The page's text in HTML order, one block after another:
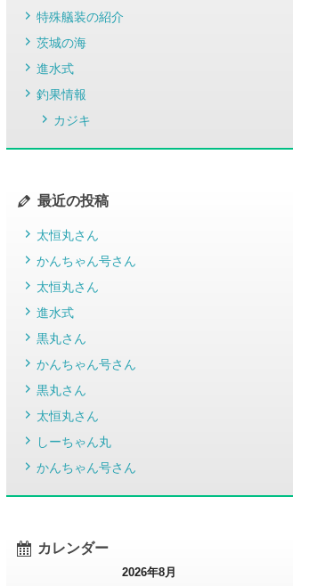
特殊艤装の紹介
茨城の海
進水式
釣果情報
カジキ
最近の投稿
太恒丸さん
かんちゃん号さん
太恒丸さん
進水式
黒丸さん
かんちゃん号さん
黒丸さん
太恒丸さん
しーちゃん丸
かんちゃん号さん
カレンダー
2026年8月